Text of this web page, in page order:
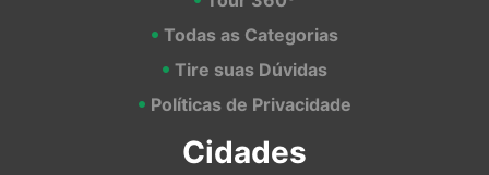
Todas as Categorias
Tire suas Dúvidas
Políticas de Privacidade
Cidades